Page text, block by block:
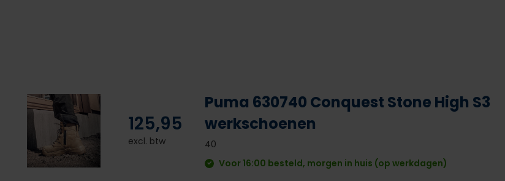
125,95
excl. btw
Puma 630740 Conquest Stone High S3
werkschoenen
40
Voor 16:00 besteld, morgen in huis (op werkdagen)